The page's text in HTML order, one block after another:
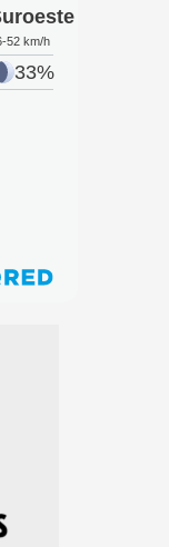
52 km/h
33%